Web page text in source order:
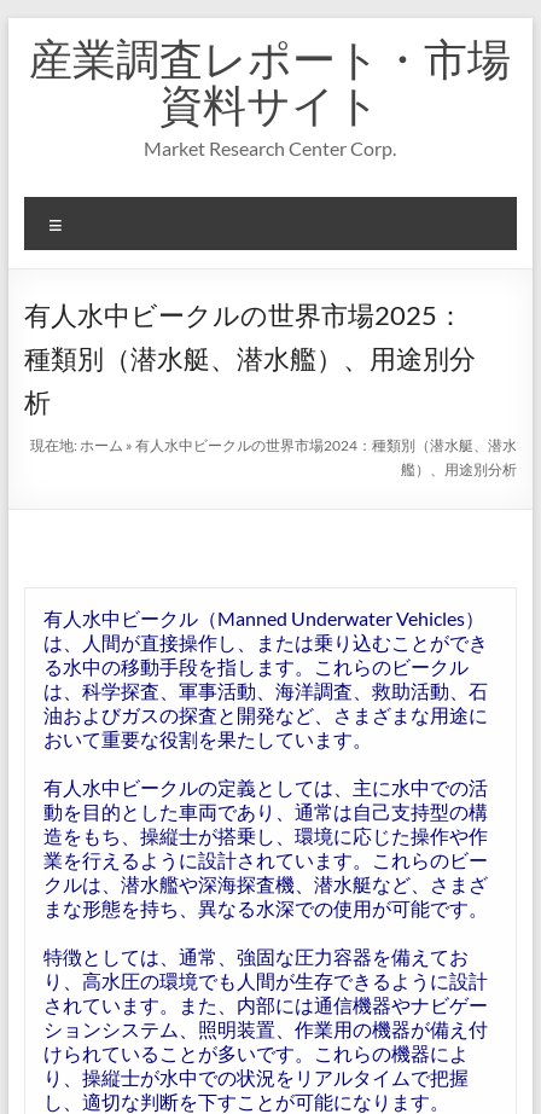
キ
プ
産業調査レポート・市場
資料サイト
Market Research Center Corp.
ニ
ー
有人水中ビークルの世界市場2025：
種類別（潜水艇、潜水艦）、用途別分
析
現在地:ホーム »有人水中ビークルの世界市場2024：種類別（潜水艇、潜水
艦）、用途別分析
有人水中ビークル（Manned Underwater Vehicles）
は、人間が直接操作し、または乗り込むことができ
る水中の移動手段を指します。これらのビークル
は、科学探査、軍事活動、海洋調査、救助活動、石
油およびガスの探査と開発など、さまざまな用途に
おいて重要な役割を果たしています。
有人水中ビークルの定義としては、主に水中での活
動を目的とした車両であり、通常は自己支持型の構
造をもち、操縦士が搭乗し、環境に応じた操作や作
業を行えるように設計されています。これらのビー
クルは、潜水艦や深海探査機、潜水艇など、さまざ
まな形態を持ち、異なる水深での使用が可能です。
特徴としては、通常、強固な圧力容器を備えてお
り、高水圧の環境でも人間が生存できるように設計
されています。また、内部には通信機器やナビゲー
ションシステム、照明装置、作業用の機器が備え付
けられていることが多いです。これらの機器によ
り、操縦士が水中での状況をリアルタイムで把握
し、適切な判断を下すことが可能になります。